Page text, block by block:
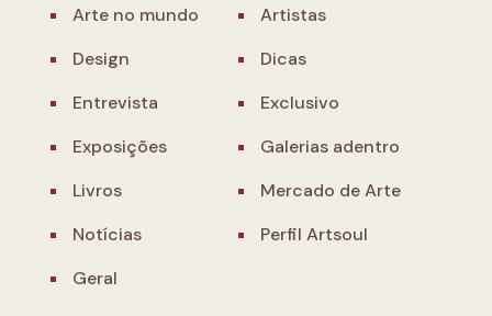
Arte no mundo
Artistas
Design
Dicas
Entrevista
Exclusivo
Exposições
Galerias adentro
Livros
Mercado de Arte
Notícias
Perfil Artsoul
Geral